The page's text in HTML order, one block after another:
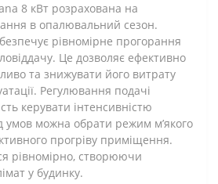
8 кВт розрахована на
в опалювальний сезон.
рівномірне прогорання
Це дозволяє ефективно
та знижувати його витрату
Регулювання подачі
керувати інтенсивністю
умов можна обрати режим м’якого
прогріву приміщення.
рівномірно, створюючи
у будинку.